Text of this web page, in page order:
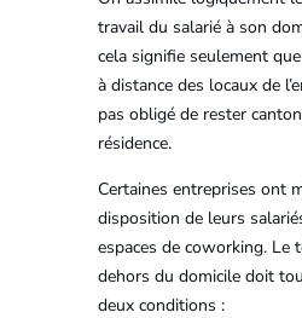
travail du salarié à son
cela signifie seulement
à distance des locaux de
pas obligé de rester
résidence.
Certaines entreprises ont
disposition de leurs
espaces de coworking. Le
dehors du domicile doit
deux conditions :